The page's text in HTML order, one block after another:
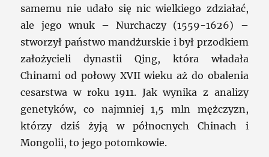
samemu nie udało się nic wielkiego zdziałać,
ale jego wnuk – Nurchaczy (1559-1626) –
stworzył państwo mandżurskie i był przodkiem
założycieli dynastii Qing, która władała
Chinami od połowy XVII wieku aż do obalenia
cesarstwa w roku 1911. Jak wynika z analizy
genetyków, co najmniej 1,5 mln mężczyzn,
którzy dziś żyją w północnych Chinach i
Mongolii, to jego potomkowie.